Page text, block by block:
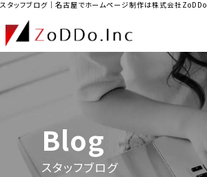
スタッフブログ｜名古屋でホームページ制作は株式会社ZoDDo
Blog
スタッフブログ